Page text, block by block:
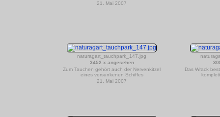
21. Mai 2007
naturagart_tauchpark_147.jpg
3452 x angesehen
Zum Tauchen gehört auch der Nervenkitzel
eines versunkenen Schiffes
21. Mai 2007
Das Wrack